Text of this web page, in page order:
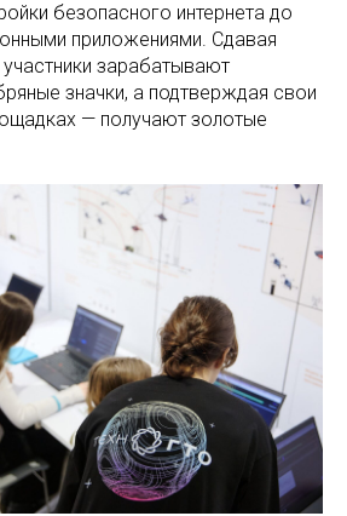
безопасного интернета до
приложениями. Сдавая
зарабатывают
значки, а подтверждая свои
— получают золотые